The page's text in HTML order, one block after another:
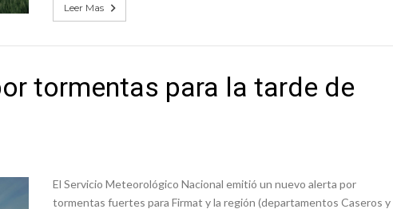
Leer Mas
tormentas para la tarde de
El Servicio Meteorológico Nacional emitió un nuevo alerta por
tormentas fuertes para Firmat y la región (departamentos Caseros y